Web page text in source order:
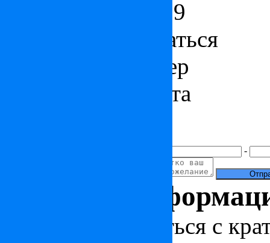
+7 (495) 212 23 19
Как к вам обращаться
Контактный номер
Электронная почта
-
Полезная
Чтобы ознакомиться с